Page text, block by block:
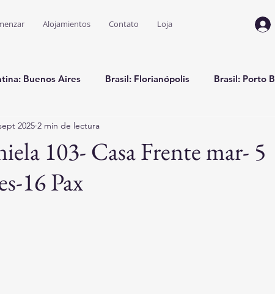
Alojamientos Contato Loja
Buenos Aires Brasil: Florianópolis Brasil: Porto
Brasil: Bombinhas
103- Casa Frente mar- 5
16 Pax
2025 2 min de lectura
estrellas.